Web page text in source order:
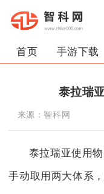
首页 手游下载
泰拉瑞
来源： 智科网
泰拉瑞亚使用
手动取用两大体系